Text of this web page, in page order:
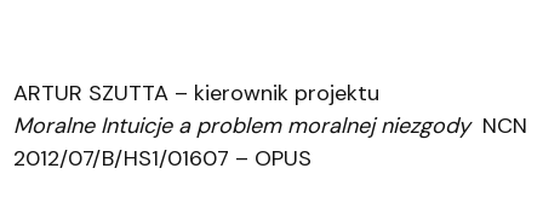
ARTUR SZUTTA – kierownik projektu
Moralne Intuicje a problem moralnej niezgodyNCN
2012/07/B/HS1/01607 – OPUS